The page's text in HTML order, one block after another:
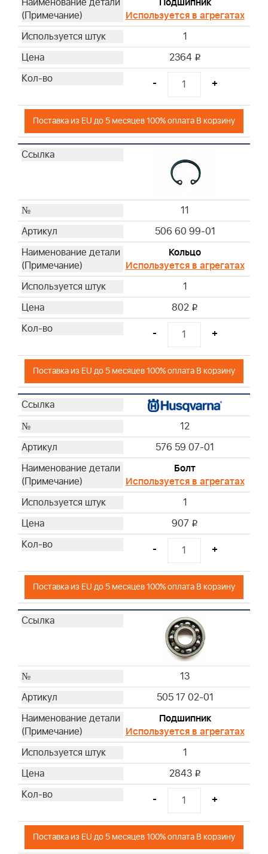
Используется в агрегатах
1
2364 i
- +
Поставка из EU до 5 месяцев 100% оплата В корзину
11
506 60 99-01
Кольцо
Используется в агрегатах
1
802 i
- +
Поставка из EU до 5 месяцев 100% оплата В корзину
12
576 59 07-01
Болт
Используется в агрегатах
1
907 i
- +
Поставка из EU до 5 месяцев 100% оплата В корзину
13
505 17 02-01
Подшипник
Используется в агрегатах
1
2843 i
- +
Поставка из EU до 5 месяцев 100% оплата В корзину